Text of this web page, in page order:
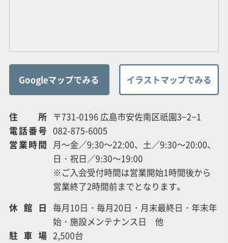
Googleマップでみる イラストマップでみる
住所 〒731-0196 広島市安佐南区祇園3−2−1
電話番号 082-875-6005
営業時間 月～金／9:30～22:00、土／9:30～20:00、
日・祝日／9:30～19:00
※ご入会受付時間は営業開始1時間後から
営業終了2時間前までとなります。
休館日 毎月10日・毎月20日・月末最終日・年末年
始・施設メンテナンス日 他
駐車場 2,500台